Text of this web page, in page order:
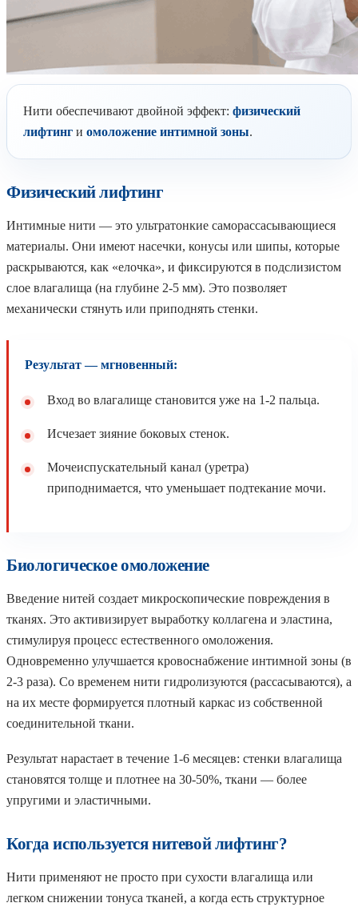
Нити обеспечивают двойной эффект: физический
лифтинг и омоложение интимной зоны.
Физический лифтинг
Интимные нити — это ультратонкие саморассасывающиеся
материалы. Они имеют насечки, конусы или шипы, которые
раскрываются, как «елочка», и фиксируются в подслизистом
слое влагалища (на глубине 2-5 мм). Это позволяет
механически стянуть или приподнять стенки.
Результат — мгновенный:
Вход во влагалище становится уже на 1-2 пальца.
Исчезает зияние боковых стенок.
Мочеиспускательный канал (уретра)
приподнимается, что уменьшает подтекание мочи.
Биологическое омоложение
Введение нитей создает микроскопические повреждения в
тканях. Это активизирует выработку коллагена и эластина,
стимулируя процесс естественного омоложения.
Одновременно улучшается кровоснабжение интимной зоны (в
2-3 раза). Со временем нити гидролизуются (рассасываются), а
на их месте формируется плотный каркас из собственной
соединительной ткани.
Результат нарастает в течение 1-6 месяцев: стенки влагалища
становятся толще и плотнее на 30-50%, ткани — более
упругими и эластичными.
Когда используется нитевой лифтинг?
Нити применяют не просто при сухости влагалища или
легком снижении тонуса тканей, а когда есть структурное